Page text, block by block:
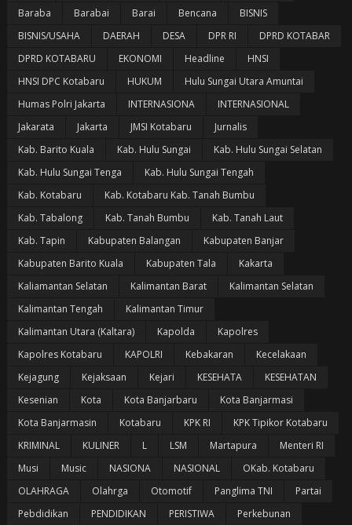
Baraba
Barabai Barai Bencana
BISNIS
BISNIS/USAHA
DAERAH DESA DPR RI
DPRD KOTABAR
DPRD KOTABARU
EKONOMI Headline
HNSI
HNSI DPC Kotabaru
HUKUM
Hulu Sungai Utara Amuntai
Humas Polri Jakarta
INTERNASIONA
INTERNASIONAL
Jakarata
Jakarta JMSI Kotabaru
Jurnalis
Kab. Barito Kuala
Kab. Hulu Sungai
Kab. Hulu Sungai Selatan
Kab. Hulu Sungai Tenga
Kab. Hulu Sungai Tengah
Kab. Kotabaru
Kab. Kotabaru Kab. Tanah Bumbu
Kab. Tabalong
Kab. Tanah Bumbu
Kab. Tanah Laut
Kab. Tapin
Kabupaten Balangan
Kabupaten Banjar
Kabupaten Barito Kuala
Kabupaten Tala
Kakarta
Kaliamantan Selatan
Kalimantan Barat
Kalimantan Selatan
Kalimantan Tengah
Kalimantan Timur
Kalimantan Utara (Kaltara)
Kapolda
Kapolres
Kapolres Kotabaru
KAPOLRI Kebakaran
Kecelakaan
Kejagung
Kejaksaan Kejari KESEHATA
KESEHATAN
Kesenian
Kota Kota Banjarbaru
Kota Banjarmasi
Kota Banjarmasin
Kotabaru KPK RI
KPK Tipikor Kotabaru
KRIMINAL
KULINER L LSM Martapura
Menteri RI
Musi
Music NASIONA NASIONAL
OKab. Kotabaru
OLAHRAGA
Olahrga Otomotif Panglima TNI
Partai
Pebdidikan
PENDIDIKAN PERISTIWA
Perkebunan